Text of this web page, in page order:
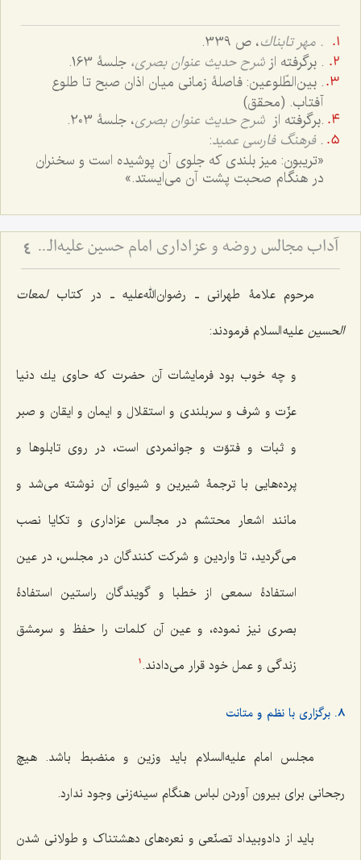
. مهر تابناك، ص 339.
. برگرفته از شرح حدیث عنوان بصری، جلسۀ 163.
. بین‌الطّلوعین: فاصلۀ زمانی میان اذان صبح تا طلوع
آفتاب. (محقق)
.برگرفته از شرح حدیث عنوان بصری، جلسۀ 203.
. فرهنگ فارسی عمید:
«تریبون: میز بلندی که جلوی آن پوشیده است و سخنران
در هنگام صحبت پشت آن می‌ایستد.»
آداب مجالس روضه و عزاداری امام حسین علیه‌السلام - و توصیه‌های بزرگان دربارۀ ماه‌های محرّم و صفر 4
مرحوم علامۀ طهرانی ـ رضوان‌الله‌علیه ـ در کتابلمعات
الحسین علیه السلام فرمودند:
و چه خوب بود فرمایشات آن حضرت كه حاوى‌ یك دنیا
عزّت و شرف و سربلندى و استقلال و ایمان و ایقان و صبر
و ثبات و فتوّت و جوانمردى است، در روى تابلوها و
پرده‌هایى با ترجمۀ شیرین و شیواى آن نوشته مى‌شد و
مانند اشعار محتشم در مجالس عزادارى و تكایا نصب
مى‌گردید، تا واردین و شركت كنندگان در مجلس، در عین
استفادۀ سمعى از خطبا و گویندگان راستین استفادۀ
بصرى نیز نموده، و عین آن كلمات را حفظ و سرمشق
زندگى و عمل خود قرار مى‌دادند. 1
8. برگزاری با نظم و متانت
مجلس امام علیه‌السلام باید وزین و منضبط باشد. هیچ
رجحانی برای بیرون آوردن لباس هنگام سینه‌زنی وجود ندارد.
باید از دادوبیداد تصنّعی و نعره‌های دهشتناک و طولانی شدن